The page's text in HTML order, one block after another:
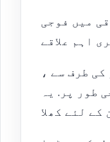
میں فوجی
طرف سے ،
طور پر. یہ